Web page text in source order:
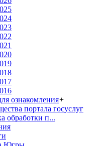
ознакомления+
портала госуслуг
обработки п...